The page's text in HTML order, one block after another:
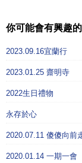
你可能會有興趣的
2023.09.16宜蘭行
2023.01.25 齋明寺
2022生日禮物
永存於心
2020.07.11 傻傻向前
2020.01.14 一期一會